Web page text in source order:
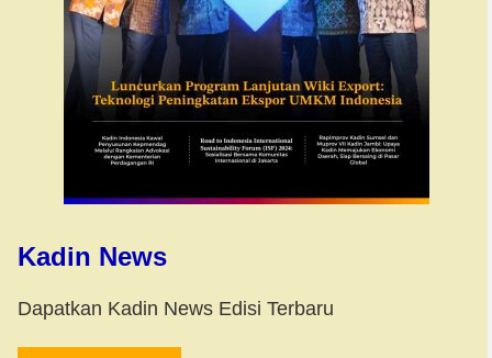
Kadin News
Dapatkan Kadin News Edisi Terbaru